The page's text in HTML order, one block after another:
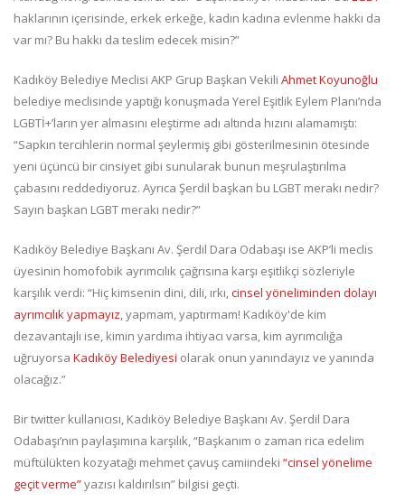
haklarının içerisinde, erkek erkeğe, kadın kadına evlenme hakkı da
var mı? Bu hakkı da teslim edecek misin?”
Kadıköy Belediye Meclisi AKP Grup Başkan Vekili Ahmet Koyunoğlu
belediye meclisinde yaptığı konuşmada Yerel Eşitlik Eylem Planı’nda
LGBTİ+’ların yer almasını eleştirme adı altında hızını alamamıştı:
“Sapkın tercihlerin normal şeylermiş gibi gösterilmesinin ötesinde
yeni üçüncü bir cinsiyet gibi sunularak bunun meşrulaştırılma
çabasını reddediyoruz. Ayrıca Şerdil başkan bu LGBT merakı nedir?
Sayın başkan LGBT merakı nedir?”
Kadıköy Belediye Başkanı Av. Şerdil Dara Odabaşı ise AKP’li meclis
üyesinin homofobik ayrımcılık çağrısına karşı eşitlikçi sözleriyle
karşılık verdi: “Hiç kimsenin dini, dili, ırkı,cinsel yöneliminden dolayı
ayrımcılık yapmayız, yapmam, yaptırmam! Kadıköy'de kim
dezavantajlı ise, kimin yardıma ihtiyacı varsa, kim ayrımcılığa
uğruyorsa Kadıköy Belediyesi olarak onun yanındayız ve yanında
olacağız.”
Bir twitter kullanıcısı, Kadıköy Belediye Başkanı Av. Şerdil Dara
Odabaşı’nın paylaşımına karşılık, “Başkanım o zaman rica edelim
müftülükten kozyatağı mehmet çavuş camiindeki “cinsel yönelime
geçit verme”yazısı kaldırılsın” bilgisi geçti.